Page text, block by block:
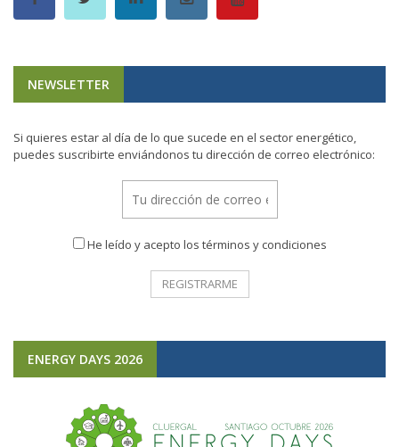
NEWSLETTER
Si quieres estar al día de lo que sucede en el sector energético,
puedes suscribirte enviándonos tu dirección de correo electrónico:
He leído y acepto los términos y condiciones
ENERGY DAYS 2026